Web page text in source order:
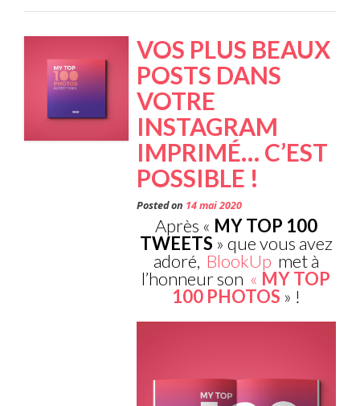
VOS PLUS BEAUX
POSTS DANS
VOTRE
INSTAGRAM
IMPRIMÉ… C’EST
POSSIBLE !
Posted on 14 mai 2020
Après « MY TOP 100
TWEETS » que vous avez
adoré, BlookUp met à
l’honneur son « MY TOP
100 PHOTOS » !